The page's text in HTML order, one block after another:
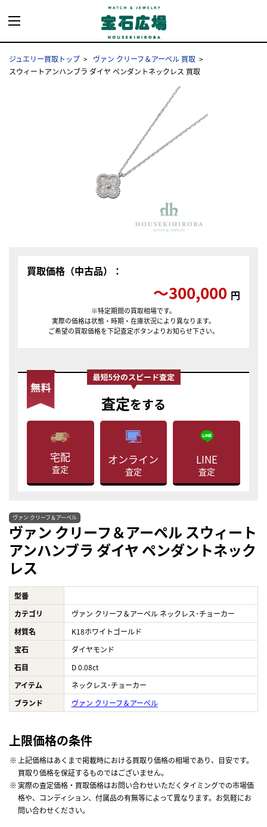
ジュエリー買取トップ
ヴァン クリーフ＆アーペル 買取
スウィートアンハンブラ ダイヤ ペンダントネックレス 買取
買取価格（中古品）：
〜300,000 円
※特定期間の買取相場です。
実際の価格は状態・時期・在庫状況により異なります。
ご希望の買取価格を下記査定ボタンよりお知らせ下さい。
査定をする
宅配
査定
オンライン
査定
LINE
査定
ヴァン クリーフ＆アーペル
ヴァン クリーフ＆アーペル スウィート
アンハンブラ ダイヤ ペンダントネック
レス
型番
カテゴリ
ヴァン クリーフ＆アーペル ネックレス･チョーカー
材質名
K18ホワイトゴールド
宝石
ダイヤモンド
石目
D 0.08ct
アイテム
ネックレス･チョーカー
ブランド
ヴァン クリーフ＆アーペル
上限価格の条件
上記価格はあくまで掲載時における買取り価格の相場であり、目安です。
買取り価格を保証するものではございません。
実際の査定価格・買取価格はお問い合わせいただくタイミングでの市場価
格や、コンディション、付属品の有無等によって異なります。お気軽にお
問い合わせください。